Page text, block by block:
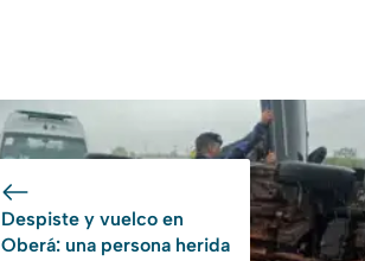
Despiste y vuelco en
Oberá: una persona herida